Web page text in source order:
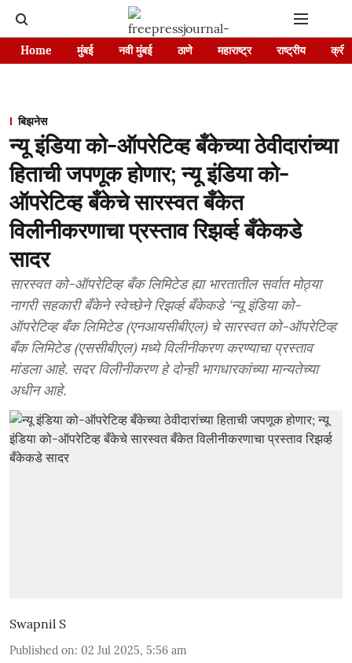
Home मुंबई नवी मुंबई ठाणे महाराष्ट्र राष्ट्रीय
बिझनेस
न्यू इंडिया को-ऑपरेटिव्ह बँकेच्या ठेवीदारांच्या
हिताची जपणूक होणार; न्यू इंडिया को-
ऑपरेटिव्ह बँकेचे सारस्वत बँकेत
विलीनीकरणाचा प्रस्ताव रिझर्व्ह बँकेकडे
सादर
सारस्वत को-ऑपरेटिव्ह बँक लिमिटेड ह्या भारतातील सर्वात मोठ्या
नागरी सहकारी बँकेने स्वेच्छेने रिझर्व्ह बँकेकडे ‘न्यू इंडिया को-
ऑपरेटिव्ह बँक लिमिटेड (एनआयसीबीएल) चे सारस्वत को-ऑपरेटिव्ह
बँक लिमिटेड (एससीबीएल) मध्ये विलीनीकरण करण्याचा प्रस्ताव
मांडला आहे. सदर विलीनीकरण हे दोन्ही भागधारकांच्या मान्यतेच्या
अधीन आहे.
Swapnil S
Published on: 02 Jul 2025, 5:56 am